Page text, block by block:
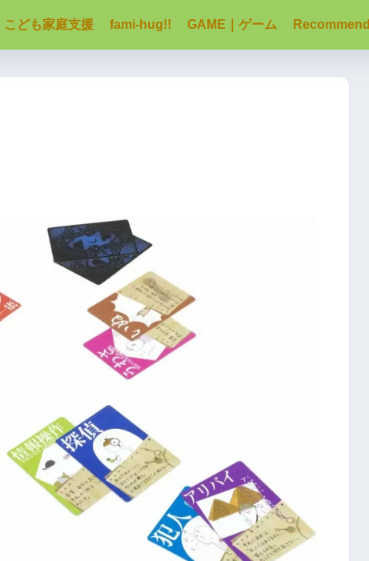
こども家庭支援 fami-hug!! GAME｜ゲーム Recommend